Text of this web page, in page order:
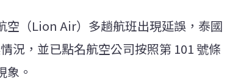
空（Lion Air）多趟航班出現延誤，泰國
況，並已點名航空公司按照第 101 號條
。